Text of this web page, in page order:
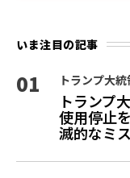
いま注目の記事
01 トランプ大統
トランプ
使用停止
滅的なミ